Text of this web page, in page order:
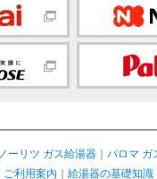
ノーリツ ガス給湯器｜ パロマ ガ
ご利用案内 ｜ 給湯器の基礎知識